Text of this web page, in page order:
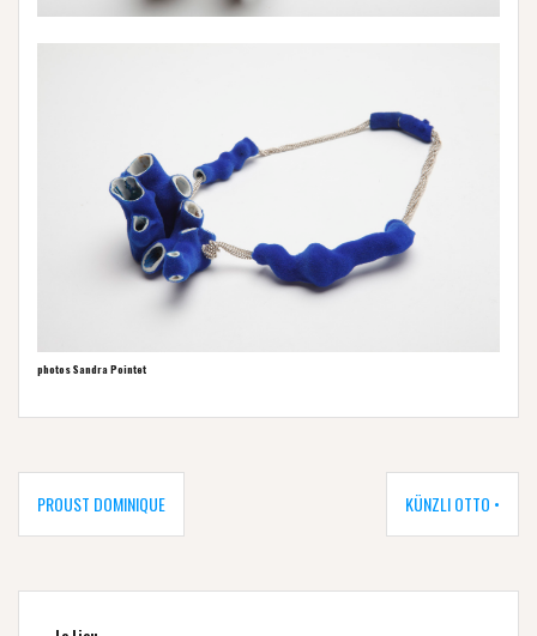
photos Sandra Pointet
Navigation
PROUST DOMINIQUE KÜNZLI OTTO •